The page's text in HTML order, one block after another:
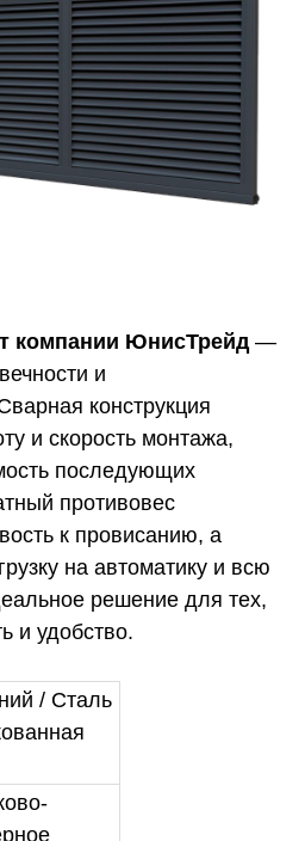
компании ЮнисТрейд—
и
конструкция
и скорость монтажа,
последующих
противовес
к провисанию, а
на автоматику и всю
решение для тех,
и удобство.
/ Сталь